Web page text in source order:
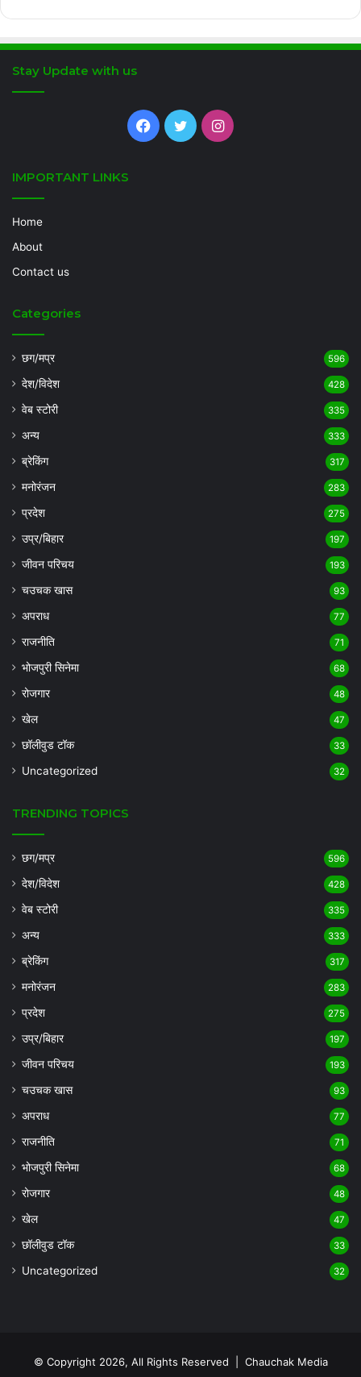
Stay Update with us
Facebook
TwitterInstagram
IMPORTANT LINKS
Home
About
Contact us
Categories
छग/मप्र 596
देश/विदेश 428
वेब स्टोरी 335
अन्य 333
ब्रेकिंग 317
मनोरंजन 283
प्रदेश 275
उप्र/बिहार 197
जीवन परिचय 193
चउचक खास 93
अपराध 77
राजनीति 71
भोजपुरी सिनेमा 68
रोजगार 48
खेल 47
छॉलीवुड टॉक 33
Uncategorized 32
TRENDING TOPICS
छग/मप्र 596
देश/विदेश 428
वेब स्टोरी 335
अन्य 333
ब्रेकिंग 317
मनोरंजन 283
प्रदेश 275
उप्र/बिहार 197
जीवन परिचय 193
चउचक खास 93
अपराध 77
राजनीति 71
भोजपुरी सिनेमा 68
रोजगार 48
खेल 47
छॉलीवुड टॉक 33
Uncategorized 32
© Copyright 2026, All Rights Reserved | Chauchak Media